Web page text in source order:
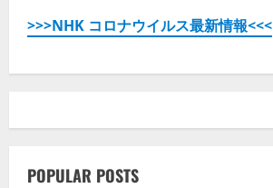
>>>NHK コロナウイルス最新情報<<<
POPULAR POSTS